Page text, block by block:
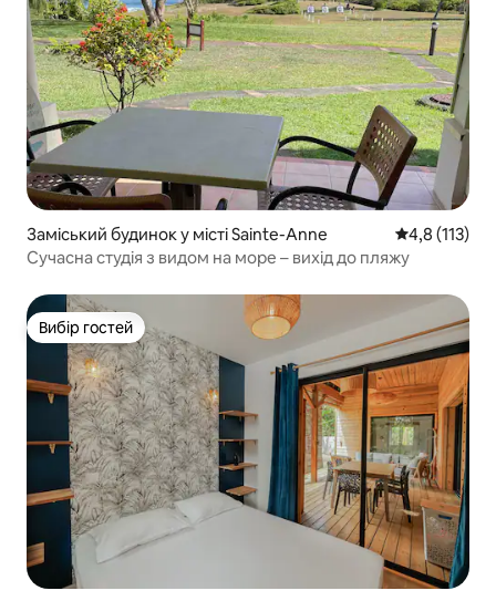
Заміський будинок у місті Sainte-Anne Середня
4,8 (113)
Сучасна студія з видом на море – вихід до пляжу
Вибір гостей
Вибір гостей